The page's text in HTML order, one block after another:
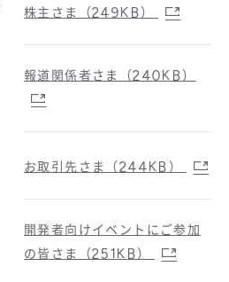
株主さま（249KB）
報道関係者さま（240KB）
お取引先さま（244KB）
開発者向けイベントにご参加
の皆さま（251KB）